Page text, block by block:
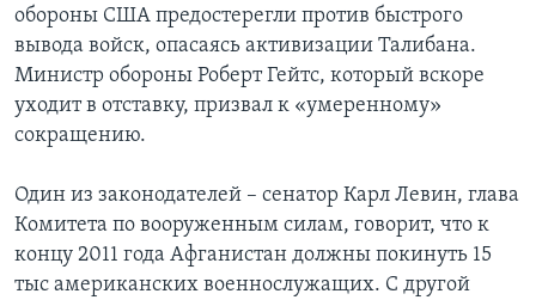
обороны США предостерегли против быстрого
вывода войск, опасаясь активизации Талибана.
Министр обороны Роберт Гейтс, который вскоре
уходит в отставку, призвал к «умеренному»
сокращению.
Один из законодателей – сенатор Карл Левин, глава
Комитета по вооруженным силам, говорит, что к
концу 2011 года Афганистан должны покинуть 15
тыс американских военнослужащих. С другой